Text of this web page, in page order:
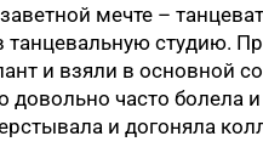
мечте –
студию.
и взяли в основной
довольно часто болела
и догоняла